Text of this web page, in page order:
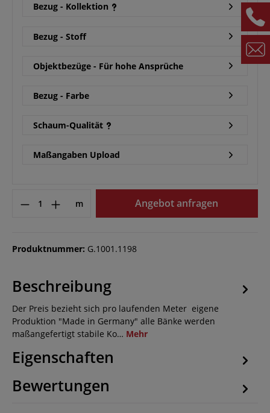
Bezug - Kollektion
Bezug - Stoff
Objektbezüge - Für hohe Ansprüche
Bezug - Farbe
Schaum-Qualität
Maßangaben Upload
m Angebot anfragen
Produktnummer: G.1001.1198
Beschreibung
Der Preis bezieht sich pro laufenden Meter eigene
Produktion "Made in Germany" alle Bänke werden
maßangefertigt stabile Ko… Mehr
Eigenschaften
Bewertungen